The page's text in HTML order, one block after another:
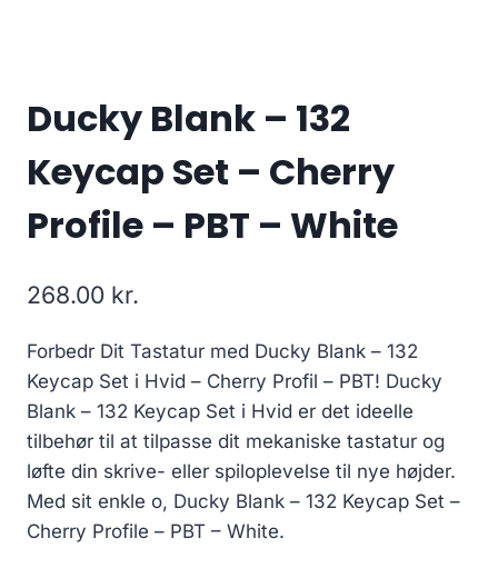
Ducky Blank – 132
Keycap Set – Cherry
Profile – PBT – White
268.00 kr.
Forbedr Dit Tastatur med Ducky Blank – 132
Keycap Set i Hvid – Cherry Profil – PBT! Ducky
Blank – 132 Keycap Set i Hvid er det ideelle
tilbehør til at tilpasse dit mekaniske tastatur og
løfte din skrive- eller spiloplevelse til nye højder.
Med sit enkle o, Ducky Blank – 132 Keycap Set –
Cherry Profile – PBT – White.